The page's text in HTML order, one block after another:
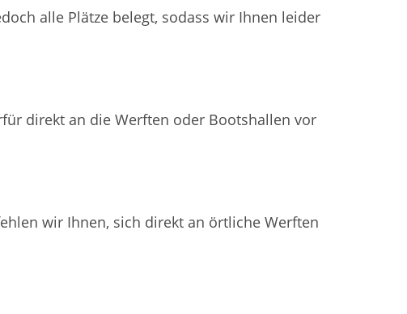
alle Plätze belegt, sodass wir Ihnen leider
direkt an die Werften oder Bootshallen vor
wir Ihnen, sich direkt an örtliche Werften